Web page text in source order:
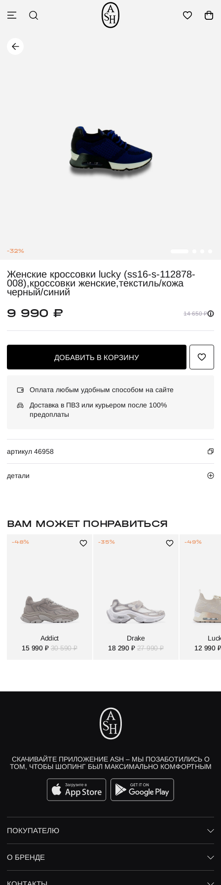
-32%
Женские кроссовки lucky (ss16-s-112878-
008),кроссовки женские,текстиль/кожа
черный/синий
9 990 ₽ 14 650 ₽
ДОБАВИТЬ В КОРЗИНУ
Оплата любым удобным способом на сайте
Доставка в ПВЗ или курьером после 100%
предоплаты
артикул 46958
детали
ВАМ МОЖЕТ ПОНРАВИТЬСЯ
Addict
15 990 ₽ 30 590 ₽
-48%
Drake
18 290 ₽ 27 990 ₽
-35%
12 990 ₽
-49%
СКАЧИВАЙТЕ ПРИЛОЖЕНИЕ ASH – МЫ ПОЗАБОТИЛИСЬ О
ТОМ, ЧТОБЫ ШОПИНГ БЫЛ МАКСИМАЛЬНО КОМФОРТНЫМ
ПОКУПАТЕЛЮ
О БРЕНДЕ